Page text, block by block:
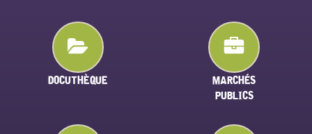
DOCUTHÈQUE
MARCHÉS
PUBLICS